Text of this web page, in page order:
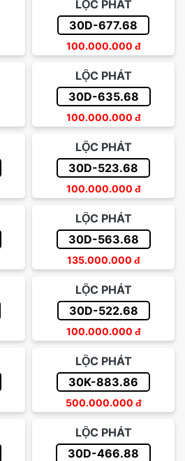
LỘC PHÁT
30D-677.68
100.000.000 đ
LỘC PHÁT
30D-635.68
100.000.000 đ
LỘC PHÁT
30D-523.68
100.000.000 đ
LỘC PHÁT
30D-563.68
135.000.000 đ
LỘC PHÁT
30D-522.68
100.000.000 đ
LỘC PHÁT
30K-883.86
500.000.000 đ
LỘC PHÁT
30D-466.88